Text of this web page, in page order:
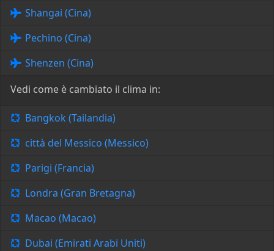
Shangai (Cina)
Pechino (Cina)
Shenzen (Cina)
Vedi come è cambiato il clima in:
Bangkok (Tailandia)
città del Messico (Messico)
Parigi (Francia)
Londra (Gran Bretagna)
Macao (Macao)
Dubai (Emirati Arabi Uniti)